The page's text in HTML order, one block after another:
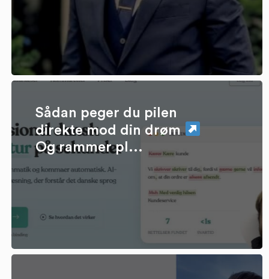
Sådan peger du pilen
direkte mod din drøm
Og rammer pl...